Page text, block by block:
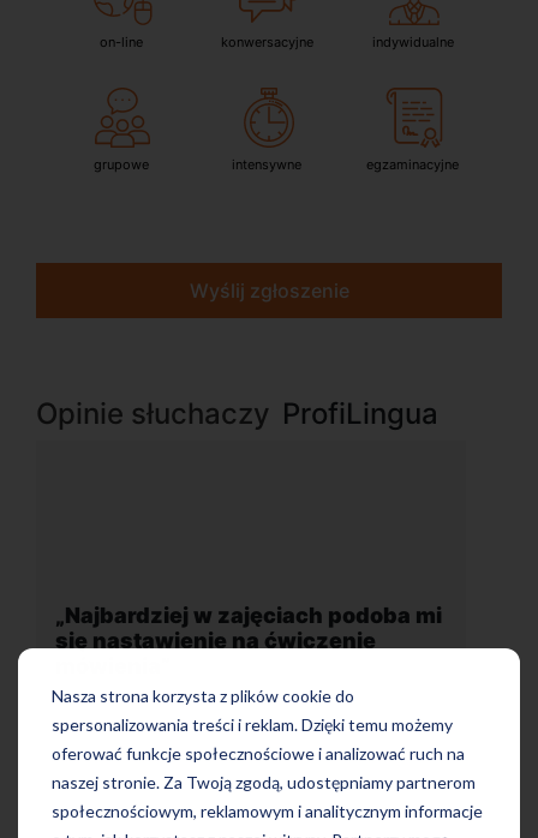
Nasza strona korzysta z plików cookie do
spersonalizowania treści i reklam. Dzięki temu możemy
oferować funkcje społecznościowe i analizować ruch na
naszej stronie. Za Twoją zgodą, udostępniamy partnerom
społecznościowym, reklamowym i analitycznym informacje
on-line konwersacyjne indywidualne
grupowe intensywne egzaminacyjne
Wyślij zgłoszenie
Opinie słuchaczy ProfiLingua
„Wygodna, nowoczesna szkoła
położona w dogodnej lokalizacji”